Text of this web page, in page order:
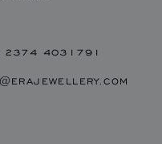
2374 4031791